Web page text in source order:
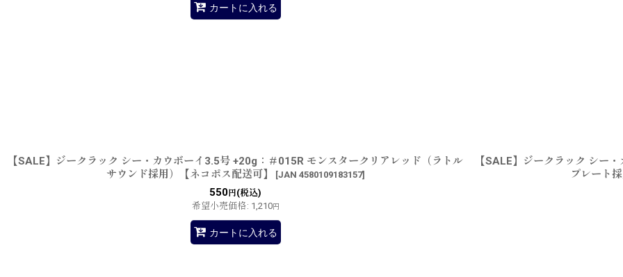
カートに入れる
【SALE】ジークラック シー・カウボーイ3.5号 +20g：＃015R モンスタークリアレッド（ラトル
サウンド採用）【ネコポス配送可】
[JAN 4580109183157]
550 円(税込)
希望小売価格: 1,210円
カートに入れる
【SALE】ジークラック シー
プレート